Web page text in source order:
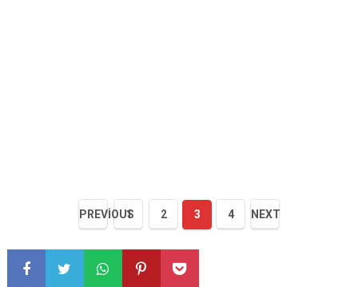
PREVIOUS
1 2 3 4 NEXT